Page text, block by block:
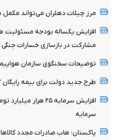
مرز چیلات دهلران می‌تواند مکمل
افزایش یکساله بودجه مسئولیت
مشارکت در بازسازی خسارات جنگی
توضیحات سخنگوی سازمان هواپیمایی در
طرح جدید دولت برای بیمه رایگان ۱۷ محصول کشاورزی از مهر ماه
افزایش سرمایه ۲۵
سرمایه
پاکستان؛ هاب صادرات مجدد